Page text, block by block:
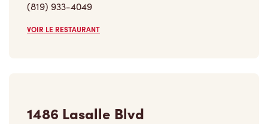
(819) 933-4049
VOIR LE RESTAURANT
1486 Lasalle Blvd